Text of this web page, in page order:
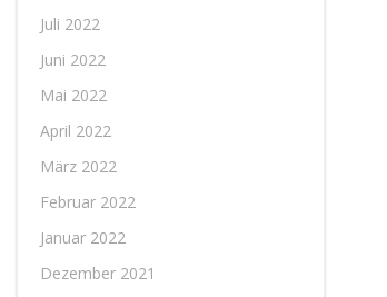
Juli 2022
Juni 2022
Mai 2022
April 2022
März 2022
Februar 2022
Januar 2022
Dezember 2021